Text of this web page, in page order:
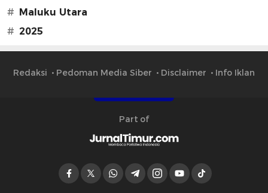
#
Maluku Utara
# 2025
Redaksi Pedoman Media Siber Disclaimer Info Iklan
Part of